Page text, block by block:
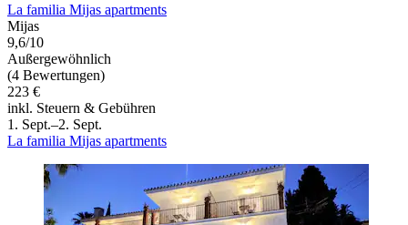
La familia Mijas apartments
Mijas
9,6/10
Außergewöhnlich
(4 Bewertungen)
223 €
inkl. Steuern & Gebühren
1. Sept.–2. Sept.
La familia Mijas apartments